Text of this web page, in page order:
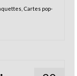
Cartes pop-